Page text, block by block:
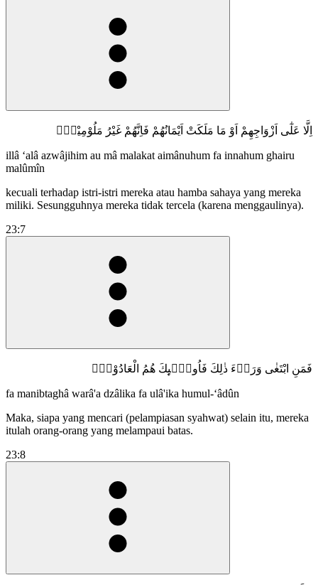
اِلَّا عَلٰٓى اَزْوَاجِهِمْ اَوْ مَا مَلَكَتْ اَيْمَانُهُمْ فَاِنَّهُمْ غَيْرُ مَلُوْمِيْنَۚ
illâ ‘alâ azwâjihim au mâ malakat aimânuhum fa innahum ghairu
malûmîn
kecuali terhadap istri-istri mereka atau hamba sahaya yang mereka
miliki. Sesungguhnya mereka tidak tercela (karena menggaulinya).
23:7
فَمَنِ ابْتَغٰى وَرَاۤءَ ذٰلِكَ فَاُولٰۤىِٕكَ هُمُ الْعَادُوْنَۚ
fa manibtaghâ warâ'a dzâlika fa ulâ'ika humul-‘âdûn
Maka, siapa yang mencari (pelampiasan syahwat) selain itu, mereka
itulah orang-orang yang melampaui batas.
23:8